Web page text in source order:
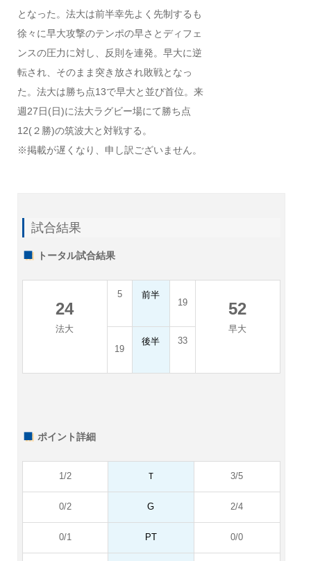
となった。法大は前半幸先よく先制するも
徐々に早大攻撃のテンポの早さとディフェ
ンスの圧力に対し、反則を連発。早大に逆
転され、そのまま突き放され敗戦となっ
た。法大は勝ち点13で早大と並び首位。来
週27日(日)に法大ラグビー場にて勝ち点
12(２勝)の筑波大と対戦する。
※掲載が遅くなり、申し訳ございません。
試合結果
トータル試合結果
24
法大
5 前半
19 52
早大
19
後半 33
ポイント詳細
1/2 Ｔ 3/5
0/2 G 2/4
0/1 PT 0/0